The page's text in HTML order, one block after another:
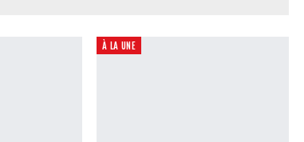
À LA UNE